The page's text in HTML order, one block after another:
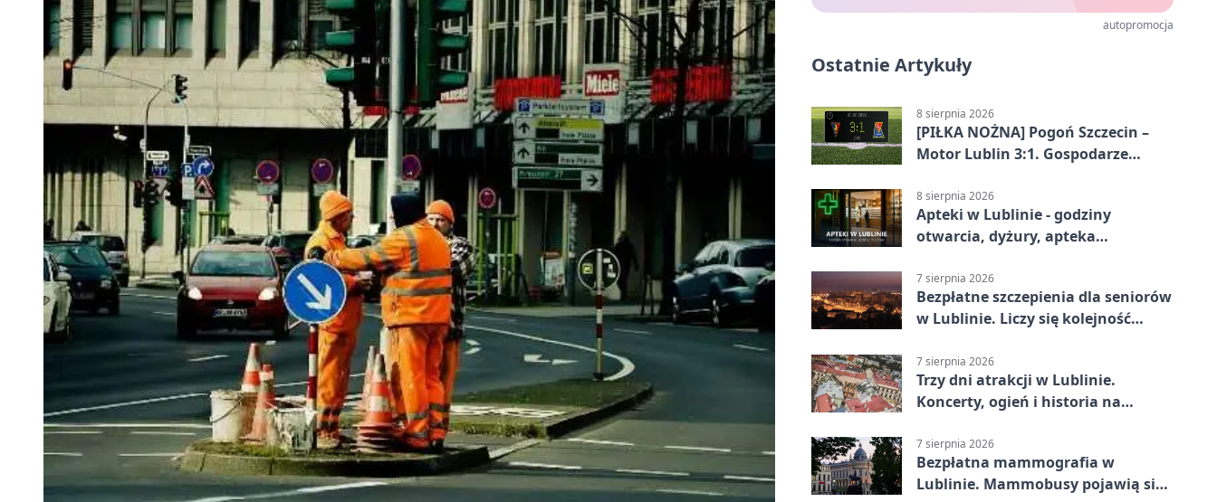
autopromocja
Ostatnie Artykuły
8 sierpnia 2026
[PIŁKA NOŻNA] Pogoń Szczecin –
Motor Lublin 3:1. Gospodarze
Ekstraklasy
8 sierpnia 2026
Apteki w Lublinie - godziny
otwarcia, dyżury, apteka
7 sierpnia 2026
Bezpłatne szczepienia dla seniorów
w Lublinie. Liczy się kolejność
7 sierpnia 2026
Trzy dni atrakcji w Lublinie.
Koncerty, ogień i historia na
7 sierpnia 2026
Bezpłatna mammografia w
Lublinie. Mammobusy pojawią się